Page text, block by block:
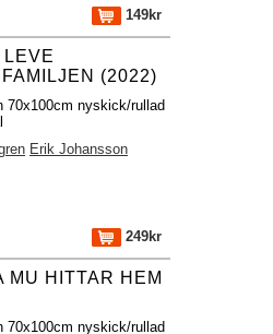
149kr
LEVE
(2022)
70x100cm nyskick/rullad
Erik Johansson
249kr
MU HITTAR HEM
70x100cm nyskick/rullad